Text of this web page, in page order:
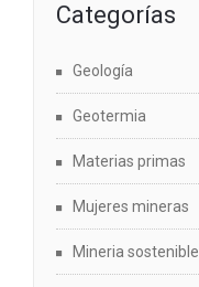
Categorías
Geología
Geotermia
Materias primas
Mujeres mineras
Mineria sostenible